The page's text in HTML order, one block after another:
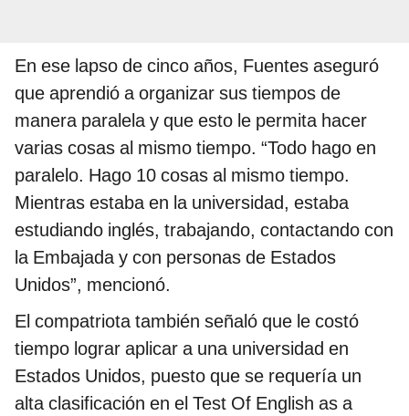
En ese lapso de cinco años, Fuentes aseguró
que aprendió a organizar sus tiempos de
manera paralela y que esto le permita hacer
varias cosas al mismo tiempo. “Todo hago en
paralelo. Hago 10 cosas al mismo tiempo.
Mientras estaba en la universidad, estaba
estudiando inglés, trabajando, contactando con
la Embajada y con personas de Estados
Unidos”, mencionó.
El compatriota también señaló que le costó
tiempo lograr aplicar a una universidad en
Estados Unidos, puesto que se requería un
alta clasificación en el Test Of English as a